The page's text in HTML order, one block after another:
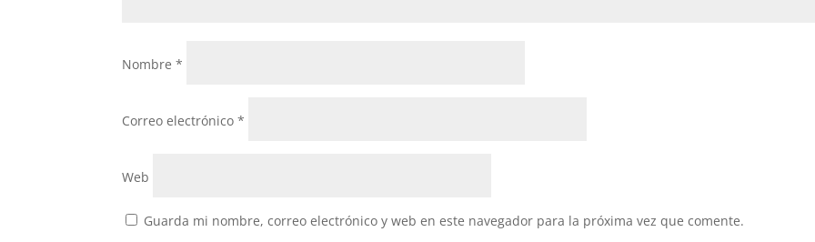
Nombre*
Correo electrónico*
Web
Guarda mi nombre, correo electrónico y web en este navegador para la próxima vez que comente.